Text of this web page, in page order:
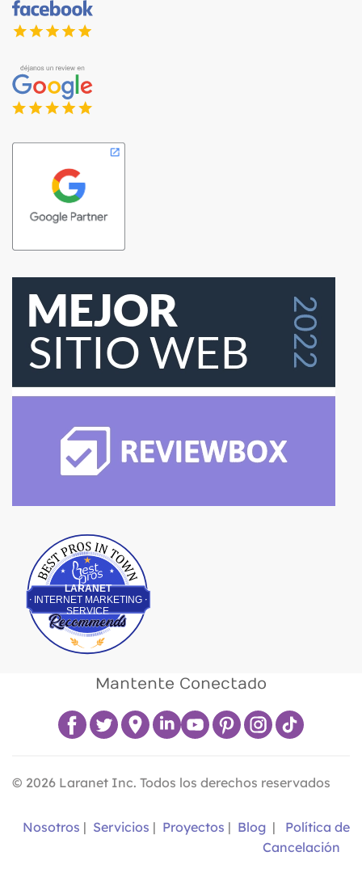
LARANET
INTERNET MARKETING
SERVICE
Best Pros In Town
Mantente Conectado
© 2026 Laranet Inc. Todos los derechos reservados
Nosotros | Servicios | Proyectos | Blog |
Política de
Cancelación